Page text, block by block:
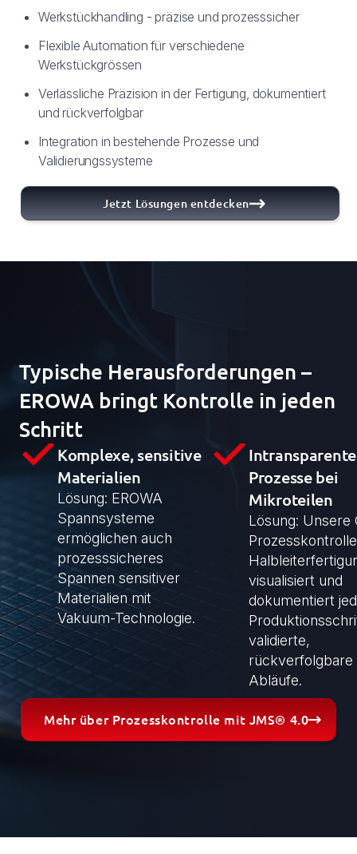
Werkstückhandling - präzise und prozesssicher
Flexible Automation für verschiedene
Werkstückgrössen
Verlässliche Präzision in der Fertigung, dokumentiert
und rückverfolgbar
Integration in bestehende Prozesse und
Validierungssysteme
Jetzt Lösungen entdecken
Typische Herausforderungen –
EROWA bringt Kontrolle in jeden
Schritt
Komplexe, sensitive
Materialien
Lösung: EROWA
Spannsysteme
ermöglichen auch
prozesssicheres
Spannen sensitiver
Materialien mit
Vakuum-Technologie.
Intransparente
Prozesse bei
Mikroteilen
Lösung: Unsere
visualisiert und
dokumentiert
validierte,
rückverfolgbare
Abläufe.
Mehr über Prozesskontrolle mit JMS® 4.0